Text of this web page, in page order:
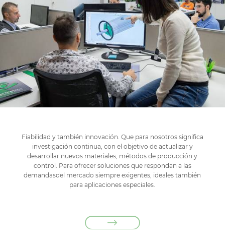
Fiabilidad y también innovación. Que para nosotros significa
investigación continua, con el objetivo de actualizar y
desarrollar nuevos materiales, métodos de producción y
control. Para ofrecer soluciones que respondan a las
demandasdel mercado siempre exigentes, ideales también
para aplicaciones especiales.